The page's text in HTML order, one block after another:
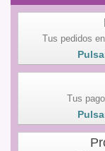
Tus pedidos
Tus